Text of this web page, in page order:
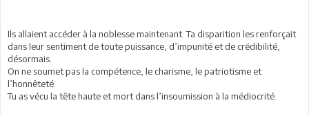
Ils allaient accéder à la noblesse maintenant. Ta disparition les renforçait
dans leur sentiment de toute puissance, d’impunité et de crédibilité,
désormais.
On ne soumet pas la compétence, le charisme, le patriotisme et
l’honnêteté.
Tu as vécu la tête haute et mort dans l’insoumission à la médiocrité.